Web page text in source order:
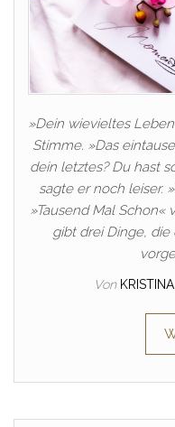
»Dein wievieltes
Stimme. »Das
dein letztes? Du hast
sagte er noch leiser.
»Tausend Mal Schon«
gibt drei Dinge, die
Von KRISTINA